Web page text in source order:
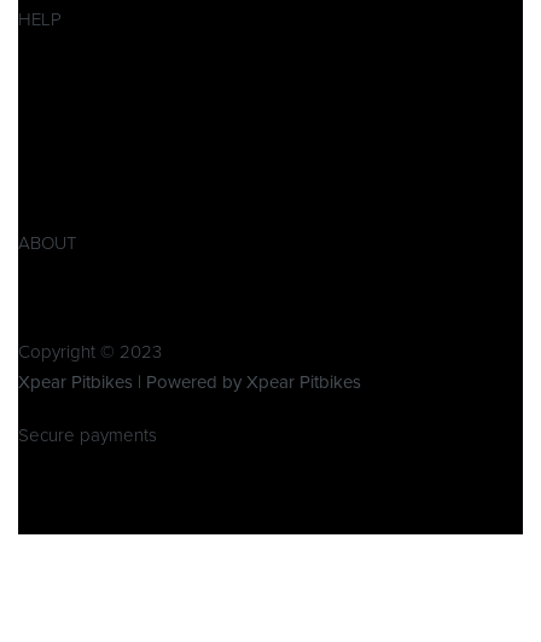
HELP
ABOUT
Copyright © 2023
Xpear Pitbikes | Powered by Xpear Pitbikes
Secure payments